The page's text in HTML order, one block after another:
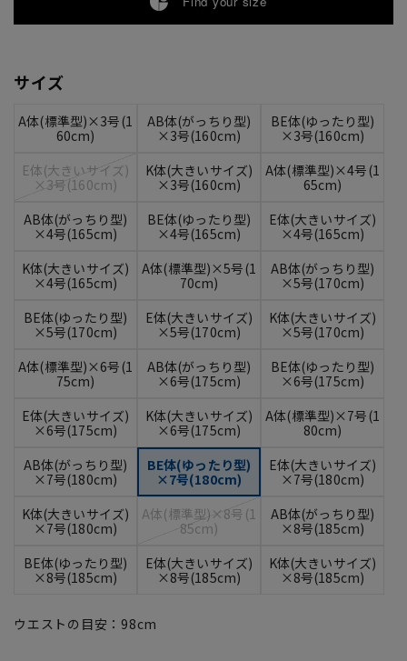
サイズ
A体(標準型)×3号(1
60cm)
AB体(がっちり型)
×3号(160cm)
BE体(ゆったり型)
×3号(160cm)
E体(大きいサイズ)
×3号(160cm)
K体(大きいサイズ)
×3号(160cm)
A体(標準型)×4号(1
65cm)
AB体(がっちり型)
×4号(165cm)
BE体(ゆったり型)
×4号(165cm)
E体(大きいサイズ)
×4号(165cm)
K体(大きいサイズ)
×4号(165cm)
A体(標準型)×5号(1
70cm)
AB体(がっちり型)
×5号(170cm)
BE体(ゆったり型)
×5号(170cm)
E体(大きいサイズ)
×5号(170cm)
K体(大きいサイズ)
×5号(170cm)
A体(標準型)×6号(1
75cm)
AB体(がっちり型)
×6号(175cm)
BE体(ゆったり型)
×6号(175cm)
E体(大きいサイズ)
×6号(175cm)
K体(大きいサイズ)
×6号(175cm)
A体(標準型)×7号(1
80cm)
AB体(がっちり型)
×7号(180cm)
BE体(ゆったり型)
×7号(180cm)
E体(大きいサイズ)
×7号(180cm)
K体(大きいサイズ)
×7号(180cm)
A体(標準型)×8号(1
85cm)
AB体(がっちり型)
×8号(185cm)
BE体(ゆったり型)
×8号(185cm)
E体(大きいサイズ)
×8号(185cm)
K体(大きいサイズ)
×8号(185cm)
ウエストの目安： 98cm